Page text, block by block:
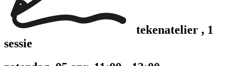
tekenatelier , 1
sessie